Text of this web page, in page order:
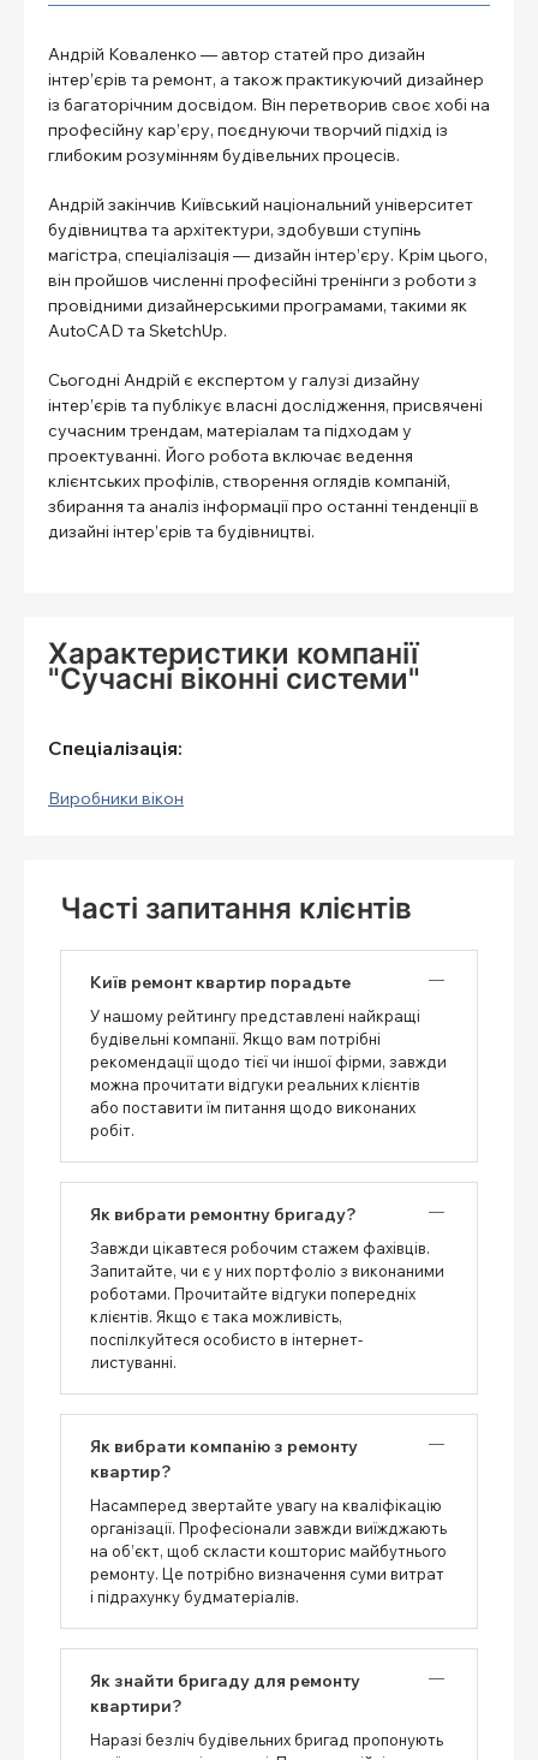
Андрій Коваленко — автор статей про дизайн
інтер’єрів та ремонт, а також практикуючий дизайнер
із багаторічним досвідом. Він перетворив своє хобі на
професійну кар’єру, поєднуючи творчий підхід із
глибоким розумінням будівельних процесів.
Андрій закінчив Київський національний університет
будівництва та архітектури, здобувши ступінь
магістра, спеціалізація — дизайн інтер’єру. Крім цього,
він пройшов численні професійні тренінги з роботи з
провідними дизайнерськими програмами, такими як
AutoCAD та SketchUp.
Сьогодні Андрій є експертом у галузі дизайну
інтер’єрів та публікує власні дослідження, присвячені
сучасним трендам, матеріалам та підходам у
проектуванні. Його робота включає ведення
клієнтських профілів, створення оглядів компаній,
збирання та аналіз інформації про останні тенденції в
дизайні інтер’єрів та будівництві.
Характеристики компанії
"Сучасні віконні системи"
Спеціалізація:
Виробники вікон
Часті запитання клієнтів
Київ ремонт квартир порадьте
У нашому рейтингу представлені найкращі
будівельні компанії. Якщо вам потрібні
рекомендації щодо тієї чи іншої фірми, завжди
можна прочитати відгуки реальних клієнтів
або поставити їм питання щодо виконаних
робіт.
Як вибрати ремонтну бригаду?
Завжди цікавтеся робочим стажем фахівців.
Запитайте, чи є у них портфоліо з виконаними
роботами. Прочитайте відгуки попередніх
клієнтів. Якщо є така можливість,
поспілкуйтеся особисто в інтернет-
листуванні.
Як вибрати компанію з ремонту
квартир?
Насамперед звертайте увагу на кваліфікацію
організації. Професіонали завжди виїжджають
на об’єкт, щоб скласти кошторис майбутнього
ремонту. Це потрібно визначення суми витрат
і підрахунку будматеріалів.
Як знайти бригаду для ремонту
квартири?
Наразі безліч будівельних бригад пропонують